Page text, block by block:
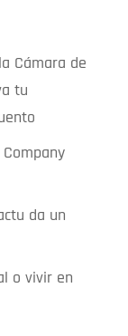
Cámara de
tu
da un
o vivir en